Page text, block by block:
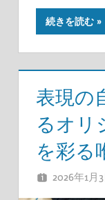
続きを読む
表現の
るオリ
を彩る
2026年1月3